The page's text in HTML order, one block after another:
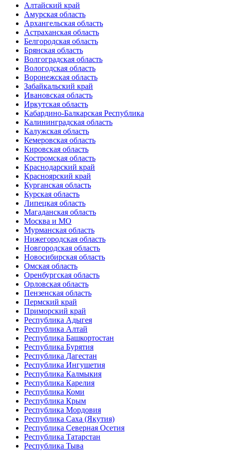
Алтайский край
Амурская область
Архангельская область
Астраханская область
Белгородская область
Брянская область
Волгоградская область
Вологодская область
Воронежская область
Забайкальский край
Ивановская область
Иркутская область
Кабардино-Балкарская Республика
Калининградская область
Калужская область
Кемеровская область
Кировская область
Костромская область
Краснодарский край
Красноярский край
Курганская область
Курская область
Липецкая область
Магаданская область
Москва и МО
Мурманская область
Нижегородская область
Новгородская область
Новосибирская область
Омская область
Оренбургская область
Орловская область
Пензенская область
Пермский край
Приморский край
Республика Адыгея
Республика Алтай
Республика Башкортостан
Республика Бурятия
Республика Дагестан
Республика Ингушетия
Республика Калмыкия
Республика Карелия
Республика Коми
Республика Крым
Республика Мордовия
Республика Саха (Якутия)
Республика Северная Осетия
Республика Татарстан
Республика Тыва